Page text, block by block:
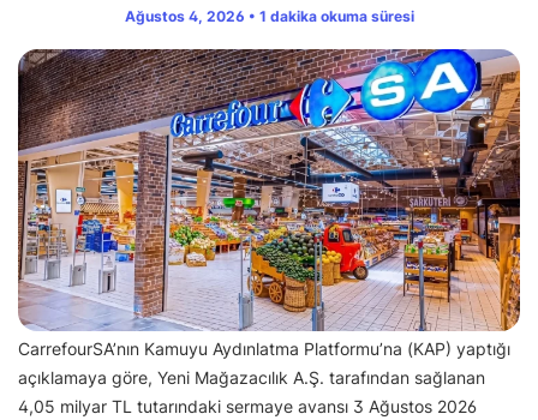
Ağustos 4, 2026 • 1 dakika okuma süresi
CarrefourSA’nın Kamuyu Aydınlatma Platformu’na (KAP) yaptığı
açıklamaya göre, Yeni Mağazacılık A.Ş. tarafından sağlanan
4,05 milyar TL tutarındaki sermaye avansı 3 Ağustos 2026